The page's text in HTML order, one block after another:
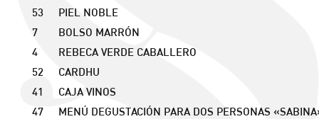
53
PIEL NOBLE
7
BOLSO MARRÓN
4
REBECA VERDE CABALLERO
52
CARDHU
41
CAJA VINOS
47
MENÚ DEGUSTACIÓN PARA DOS PERSONAS